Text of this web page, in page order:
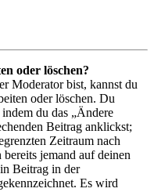
oder löschen?
Moderator bist, kannst du
oder löschen. Du
du das „Ändere
Beitrag anklickst;
Zeitraum nach
jemand auf deinen
Beitrag in der
Es wird